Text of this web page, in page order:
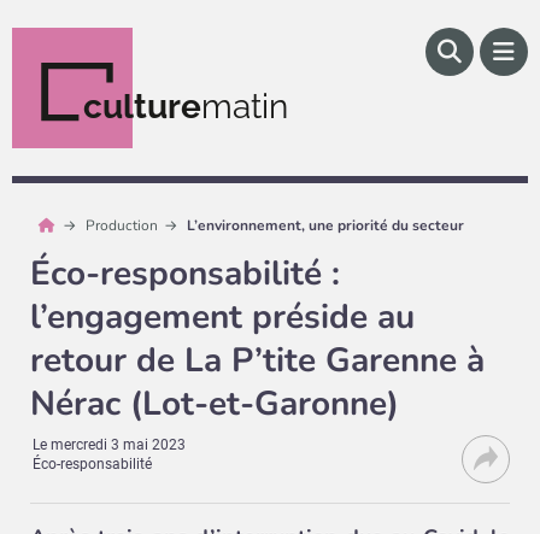
culturematin
Production L’environnement, une priorité du secteur
Éco-responsabilité :
l’engagement préside au
retour de La P’tite Garenne à
Nérac (Lot-et-Garonne)
Lemercredi 3 mai 2023
Éco-responsabilité